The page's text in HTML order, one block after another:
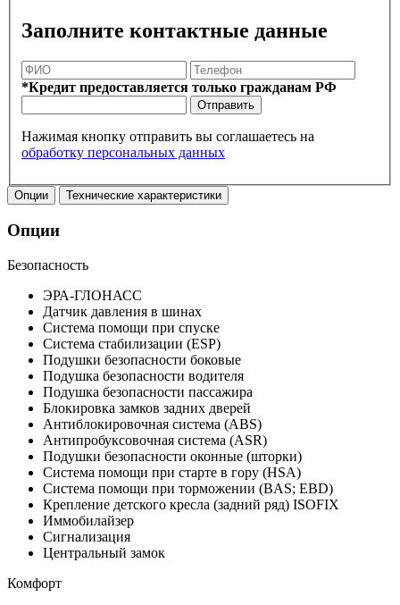
Заполните контактные данные
*Кредит предоставляется только гражданам РФ
Отправить
Нажимая кнопку отправить вы соглашаетесь на
обработку персональных данных
Опции Технические характеристики
Опции
Безопасность
ЭРА-ГЛОНАСС
Датчик давления в шинах
Система помощи при спуске
Система стабилизации (ESP)
Подушки безопасности боковые
Подушка безопасности водителя
Подушка безопасности пассажира
Блокировка замков задних дверей
Антиблокировочная система (ABS)
Антипробуксовочная система (ASR)
Подушки безопасности оконные (шторки)
Система помощи при старте в гору (HSA)
Система помощи при торможении (BAS; EBD)
Крепление детского кресла (задний ряд) ISOFIX
Иммобилайзер
Сигнализация
Центральный замок
Комфорт